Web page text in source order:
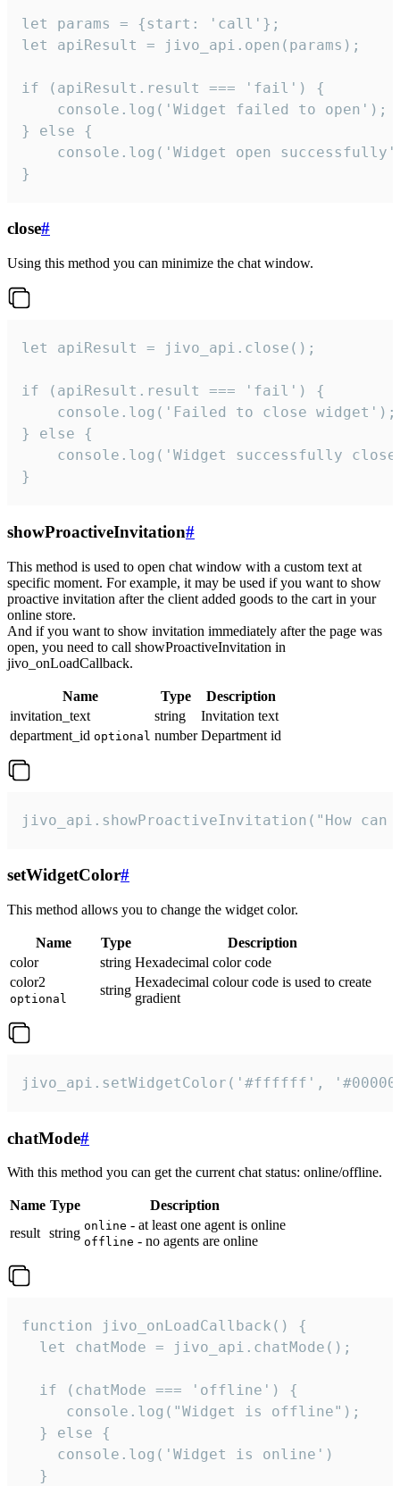
let params = {start: 'call'};
let apiResult = jivo_api.open(params);
if (apiResult.result === 'fail') {
    console.log('Widget failed to open');
} else {
console.log('Widget open
}
close#
Using this method you can minimize the chat window.
let apiResult = jivo_api.close();
if (apiResult.result === 'fail') {
    console.log('Failed to close widget');
} else {
console.log('Widget successfully
}
showProactiveInvitation#
This method is used to open chat window with a custom text at
specific moment. For example, it may be used if you want to show
proactive invitation after the client added goods to the cart in your
online store.
And if you want to show invitation immediately after the page was
open, you need to call showProactiveInvitation in
jivo_onLoadCallback.
Name Type
Description
invitation_text
string
Invitation text
department_id optional number Department id
jivo_api.showProactiveInvitation("How
setWidgetColor#
This method allows you to change the widget color.
Name Type
Description
color
string Hexadecimal color code
color2
optional
string
Hexadecimal colour code is used to create
gradient
jivo_api.setWidgetColor('#ffffff',
chatMode#
With this method you can get the current chat status: online/offline.
Name Type
Description
result string online - at least one agent is online
offline - no agents are online
function jivo_onLoadCallback() {
  let chatMode = jivo_api.chatMode();
  if (chatMode === 'offline') {
     console.log("Widget is offline");
  } else {
    console.log('Widget is online')
  }